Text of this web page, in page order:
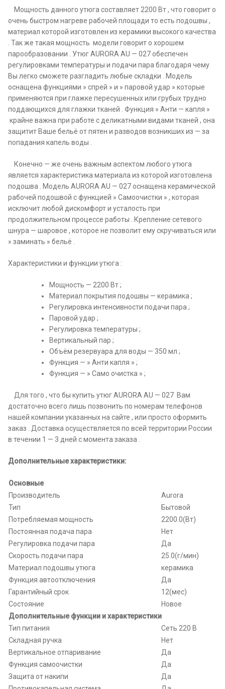
Мощность данного утюга составляет 2200 Вт , что говорит о
очень быстром нагреве рабочей площади то есть подошвы ,
материал которой изготовлен из керамики высокого качества
. Так же такая мощность модели говорит о хорошем
парообразовании . Утюг AURORA AU — 027 обеспечен
регулировками температуры и подачи пара благодаря чему
Вы легко сможете разгладить любые складки . Модель
оснащена функциями » спрей » и » паровой удар » которые
применяются при глажке пересушенных или грубых трудно
поддающихся для глажки тканей . Функция » Анти — капля »
крайне важна при работе с деликатными видами тканей , она
защитит Ваше бельё от пятен и разводов возникших из — за
попадания капель воды .
Конечно — же очень важным аспектом любого утюга
является характеристика материала из которой изготовлена
подошва . Модель AURORA AU — 027 оснащена керамической
рабочей подошвой с функцией » Самоочистки » , которая
исключит любой дискомфорт и усталость при
продолжительном процессе работы . Крепление сетевого
шнура — шаровое , которое не позволит ему скручиваться или
» заминать » бельё .
Характеристики и функции утюга :
Мощность — 2200 Вт ;
Материал покрытия подошвы — керамика ;
Регулировка интенсивности подачи пара ;
Паровой удар ;
Регулировка температуры ;
Вертикальный пар ;
Объём резервуара для воды — 350 мл ;
Функция — » Анти капля » ;
Функция — » Само очистка » ;
Для того , что бы купить утюг AURORA AU — 027 Вам
достаточно всего лишь позвонить по номерам телефонов
нашей компании указанных на сайте , или просто оформить
заказ . Доставка осуществляется по всей территории России
в течении 1 — 3 дней с момента заказа .
Дополнительные характеристики:
Основные
Производитель
Aurora
Тип
Бытовой
Потребляемая мощность
2200.0(Вт)
Постоянная подача пара
Нет
Регулировка подачи пара
Да
Скорость подачи пара
25.0(г/мин)
Материал подошвы утюга
керамика
Функция автоотключения
Да
Гарантийный срок
12(мес)
Состояние
Новое
Дополнительные функции и характеристики
Тип питания
Сеть 220 В
Складная ручка
Нет
Вертикальное отпаривание
Да
Функция самоочистки
Да
Защита от накипи
Да